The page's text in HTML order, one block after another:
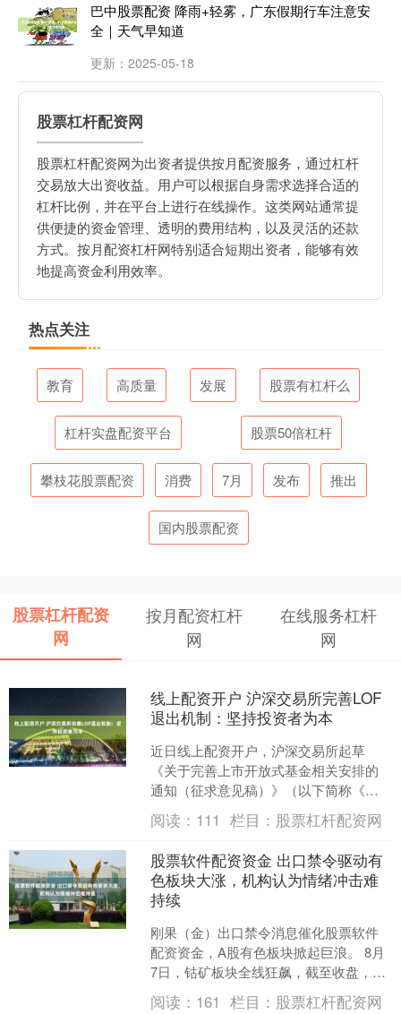
巴中股票配资 降雨+轻雾，广东假期行车注意安
全｜天气早知道
更新：2025-05-18
股票杠杆配资网
股票杠杆配资网为出资者提供按月配资服务，通过杠杆
交易放大出资收益。用户可以根据自身需求选择合适的
杠杆比例，并在平台上进行在线操作。这类网站通常提
供便捷的资金管理、透明的费用结构，以及灵活的还款
方式。按月配资杠杆网特别适合短期出资者，能够有效
地提高资金利用效率。
热点关注
教育 高质量 发展 股票有杠杆么
杠杆实盘配资平台 股票50倍杠杆
攀枝花股票配资 消费 7月 发布 推出
国内股票配资
股票杠杆配资
网
按月配资杠杆
网
在线服务杠杆
网
线上配资开户 沪深交易所完善LOF
退出机制：坚持投资者为本
近日线上配资开户，沪深交易所起草
《关于完善上市开放式基金相关安排的
通知（征求意见稿）》（以下简称《通
知》）并向市场公开征求意见。 聚焦高
溢价风险与流动性不足问题....
阅读： 111 栏目： 股票杠杆配资网
股票软件配资资金 出口禁令驱动有
色板块大涨，机构认为情绪冲击难
持续
刚果（金）出口禁令消息催化股票软件
配资资金，A股有色板块掀起巨浪。 8月
7日，钴矿板块全线狂飙，截至收盘，寒
锐钴业（300618.SZ）报收36.79元，涨
阅读： 161 栏目： 股票杠杆配资网